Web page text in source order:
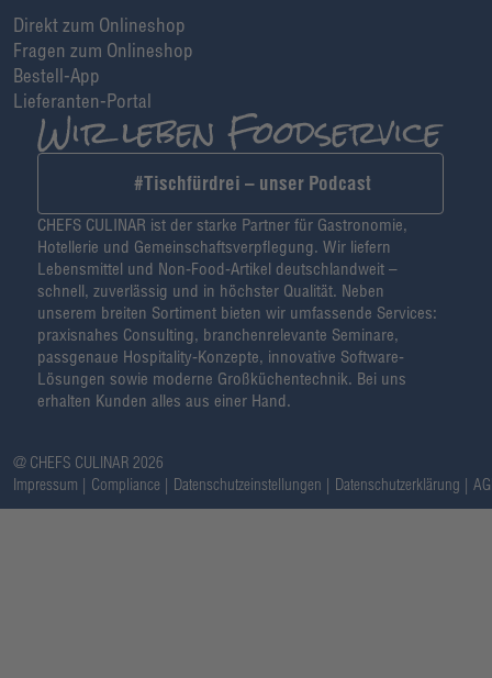
Direkt zum Onlineshop
Fragen zum Onlineshop
Bestell-App
Lieferanten-Portal
#Tischfürdrei – unser Podcast
CHEFS CULINAR ist der starke Partner für Gastronomie,
Hotellerie und Gemeinschaftsverpflegung. Wir liefern
Lebensmittel und Non-Food-Artikel deutschlandweit –
schnell, zuverlässig und in höchster Qualität. Neben
unserem breiten Sortiment bieten wir umfassende Services:
praxisnahes Consulting, branchenrelevante Seminare,
passgenaue Hospitality-Konzepte, innovative Software-
Lösungen sowie moderne Großküchentechnik. Bei uns
erhalten Kunden alles aus einer Hand.
@ CHEFS CULINAR 2026
Impressum
Compliance Datenschutzeinstellungen Datenschutzerklärung